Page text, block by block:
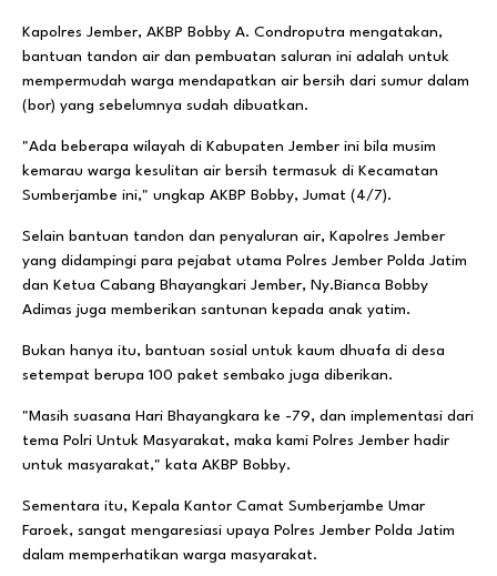
Kapolres Jember, AKBP Bobby A. Condroputra mengatakan,
bantuan tandon air dan pembuatan saluran ini adalah untuk
mempermudah warga mendapatkan air bersih dari sumur dalam
(bor) yang sebelumnya sudah dibuatkan.
"Ada beberapa wilayah di Kabupaten Jember ini bila musim
kemarau warga kesulitan air bersih termasuk di Kecamatan
Sumberjambe ini," ungkap AKBP Bobby, Jumat (4/7).
Selain bantuan tandon dan penyaluran air, Kapolres Jember
yang didampingi para pejabat utama Polres Jember Polda Jatim
dan Ketua Cabang Bhayangkari Jember, Ny.Bianca Bobby
Adimas juga memberikan santunan kepada anak yatim.
Bukan hanya itu, bantuan sosial untuk kaum dhuafa di desa
setempat berupa 100 paket sembako juga diberikan.
"Masih suasana Hari Bhayangkara ke -79, dan implementasi dari
tema Polri Untuk Masyarakat, maka kami Polres Jember hadir
untuk masyarakat," kata AKBP Bobby.
Sementara itu, Kepala Kantor Camat Sumberjambe Umar
Faroek, sangat mengaresiasi upaya Polres Jember Polda Jatim
dalam memperhatikan warga masyarakat.